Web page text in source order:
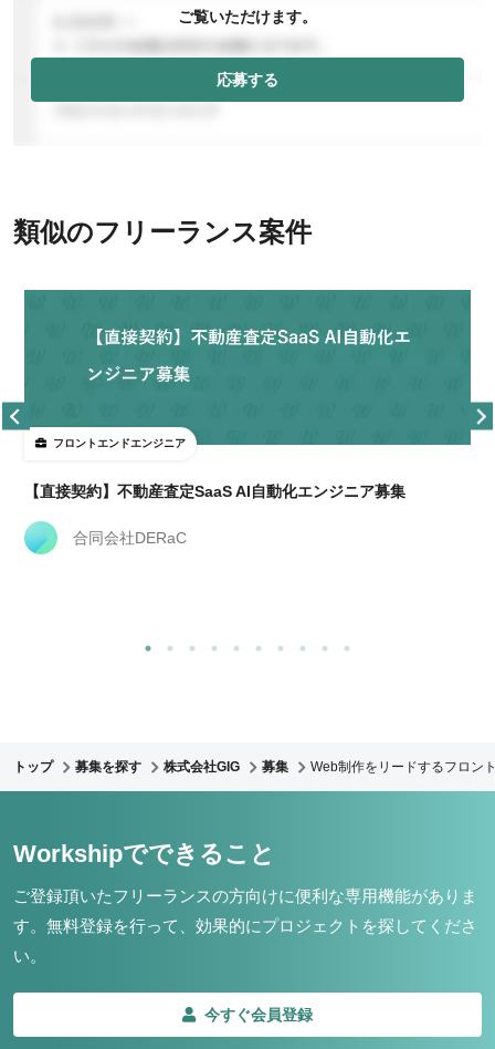
ご覧いただけます。
応募する
類似のフリーランス案件
フロントエンドエンジニア
【直接契約】不動産査定SaaS AI自動化エンジニア募集
合同会社DERaC
トップ 募集を探す 株式会社GIG 募集 Web制作をリードするフロン
Workshipでできること
ご登録頂いたフリーランスの方向けに便利な専用機能がありま
す。 無料登録を行って、効果的にプロジェクトを探してくださ
い。
今すぐ会員登録